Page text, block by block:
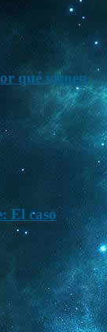
qué vienen
El caso